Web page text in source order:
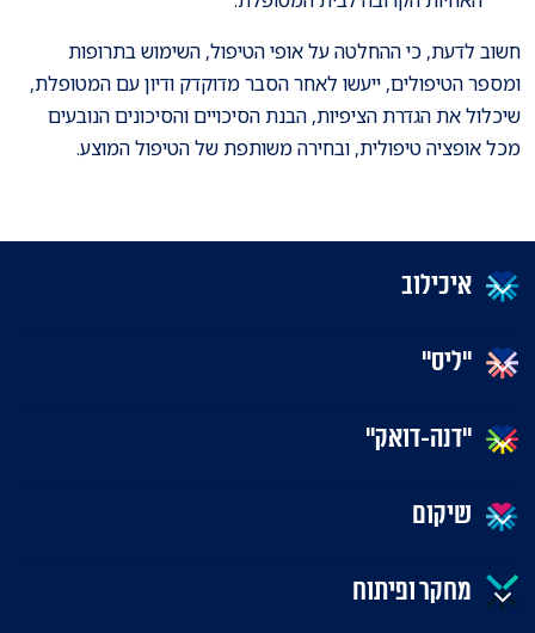
חשוב לדעת, כי ההחלטה על אופי הטיפול, השימוש בתרופות
ומספר הטיפולים, ייעשו לאחר הסבר מדוקדק ודיון עם המטופלת,
שיכלול את הגדרת הציפיות, הבנת הסיכויים והסיכונים הנובעים
מכל אופציה טיפולית, ובחירה משותפת של הטיפול המוצע.
איכילוב
"ליס"
"דנה-דואק"
שיקום
מחקר ופיתוח